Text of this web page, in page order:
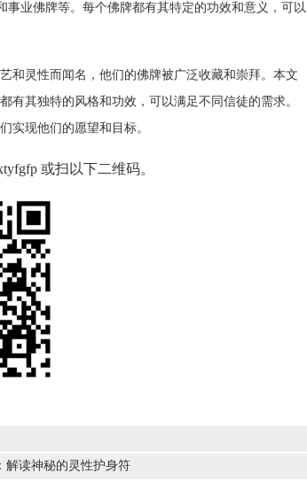
业佛牌等。每个佛牌都有其特定的功效和意义，可以
和灵性而闻名，他们的佛牌被广泛收藏和崇拜。本文
其独特的风格和功效，可以满足不同信徒的需求。
实现他们的愿望和目标。
或扫以下二维码。
解读神秘的灵性护身符